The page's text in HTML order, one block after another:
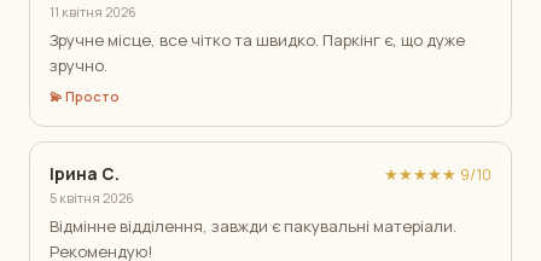
11 квітня 2026
Зручне місце, все чітко та швидко. Паркінг є, що дуже
зручно.
💫 Просто
Ірина С.
5 квітня 2026
★★★★★ 9/10
Відмінне відділення, завжди є пакувальні матеріали.
Рекомендую!